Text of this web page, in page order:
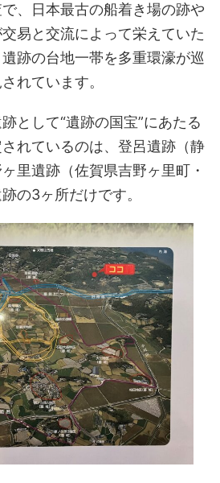
、日本最古の船着き場の跡や
易と交流によって栄えていた
跡の台地一帯を多重環濠が巡
れています。
として“遺跡の国宝”にあたる
れているのは、登呂遺跡（静
里遺跡（佐賀県吉野ヶ里町・
の3ヶ所だけです。